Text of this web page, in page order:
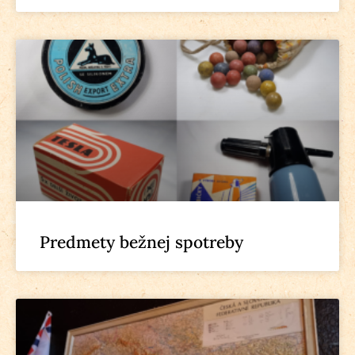
Predmety bežnej spotreby